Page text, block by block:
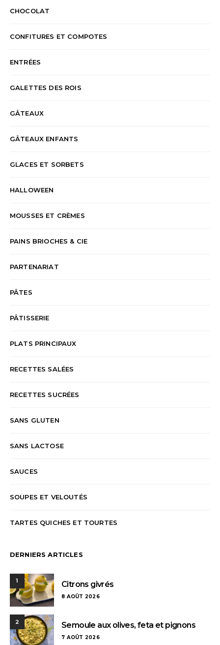
CHOCOLAT
CONFITURES ET COMPOTES
ENTRÉES
GALETTES DES ROIS
GÂTEAUX
GÂTEAUX ENFANTS
GLACES ET SORBETS
HALLOWEEN
MOUSSES ET CRÈMES
PAINS BRIOCHES & CIE
PARTENARIAT
PÂTES
PÂTISSERIE
PLATS PRINCIPAUX
RECETTES SALÉES
RECETTES SUCRÉES
SANS GLUTEN
SANS LACTOSE
SAUCES
SOUPES ET VELOUTÉS
TARTES QUICHES ET TOURTES
DERNIERS ARTICLES
1 Citrons givrés
8 AOÛT 2026
2 Semoule aux olives, feta et pignons
7 AOÛT 2026